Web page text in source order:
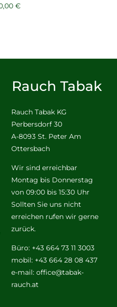
€
Rauch Tabak
Rauch Tabak KG
Perbersdorf 30
A-8093 St. Peter Am
Ottersbach
Wir sind erreichbar
Montag bis Donnerstag
von 09:00 bis 15:30 Uhr
Sollten Sie uns nicht
erreichen rufen wir gerne
zurück.
Büro: +43 664 73 11 3003
mobil: +43 664 28 08 437
e-mail: office@tabak-
rauch.at